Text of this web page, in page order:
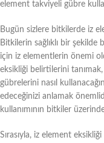
element takviyeli gübre
Bugün sizlere bitkilerde iz
Bitkilerin sağlıklı bir
için iz elementlerin önemi
eksikliği belirtilerini
gübrelerini nasıl
edeceğinizi anlamak
kullanımının bitkiler
Sırasıyla, iz element